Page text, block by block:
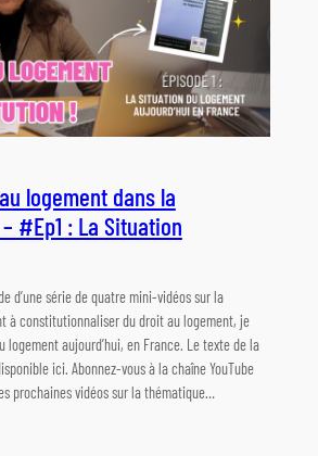
logement dans la
#Ep1 : La Situation
d’une série de quatre mini-vidéos sur la
à constitutionnaliser du droit au logement, je
logement aujourd’hui, en France. Le texte de la
ici. Abonnez-vous à la chaîne YouTube
prochaines vidéos sur la thématique…